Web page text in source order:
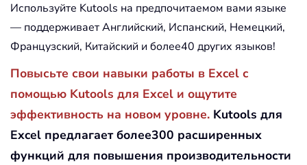
Используйте Kutools на предпочитаемом вами языке
— поддерживает Английский, Испанский, Немецкий,
Французский, Китайский и более40 других языков!
Повысьте свои навыки работы в Excel с
помощью Kutools для Excel и ощутите
эффективность на новом уровне. Kutools для
Excel предлагает более300 расширенных
функций для повышения производительности